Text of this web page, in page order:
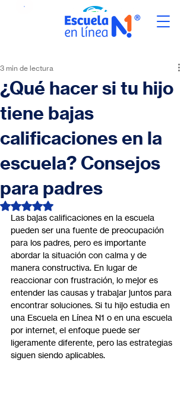
¿Qué hacer si tu hijo
tiene bajas
calificaciones en la
escuela? Consejos
para padres
3 min de lectura
Obtuvo NaN de 5 estrellas.
Las bajas calificaciones en la escuela
pueden ser una fuente de preocupación
para los padres, pero es importante
abordar la situación con calma y de
manera constructiva. En lugar de
reaccionar con frustración, lo mejor es
entender las causas y trabajar juntos para
encontrar soluciones. Si tu hijo estudia en
una Escuela en Línea N1 o en una escuela
por internet, el enfoque puede ser
ligeramente diferente, pero las estrategias
siguen siendo aplicables.